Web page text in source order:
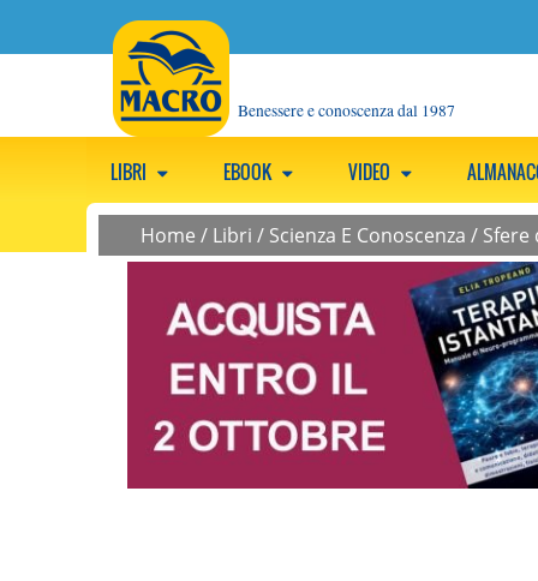
Benessere e conoscenza dal 1987
LIBRI EBOOK VIDEO
Home / Libri / Scienza E Conoscenza / Sfere